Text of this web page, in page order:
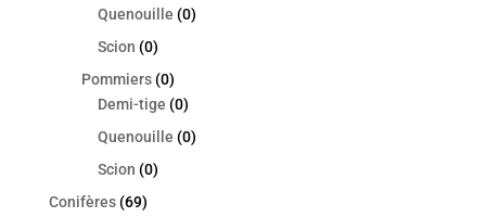
Quenouille (0)
Scion (0)
Pommiers (0)
Demi-tige (0)
Quenouille (0)
Scion (0)
Conifères (69)